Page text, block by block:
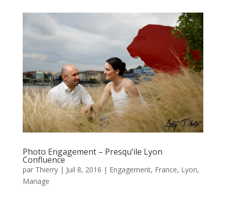
Photo Engagement – Presqu’ile Lyon
Confluence
par Thierry| Juil 8, 2016 | Engagement, France, Lyon,
Mariage